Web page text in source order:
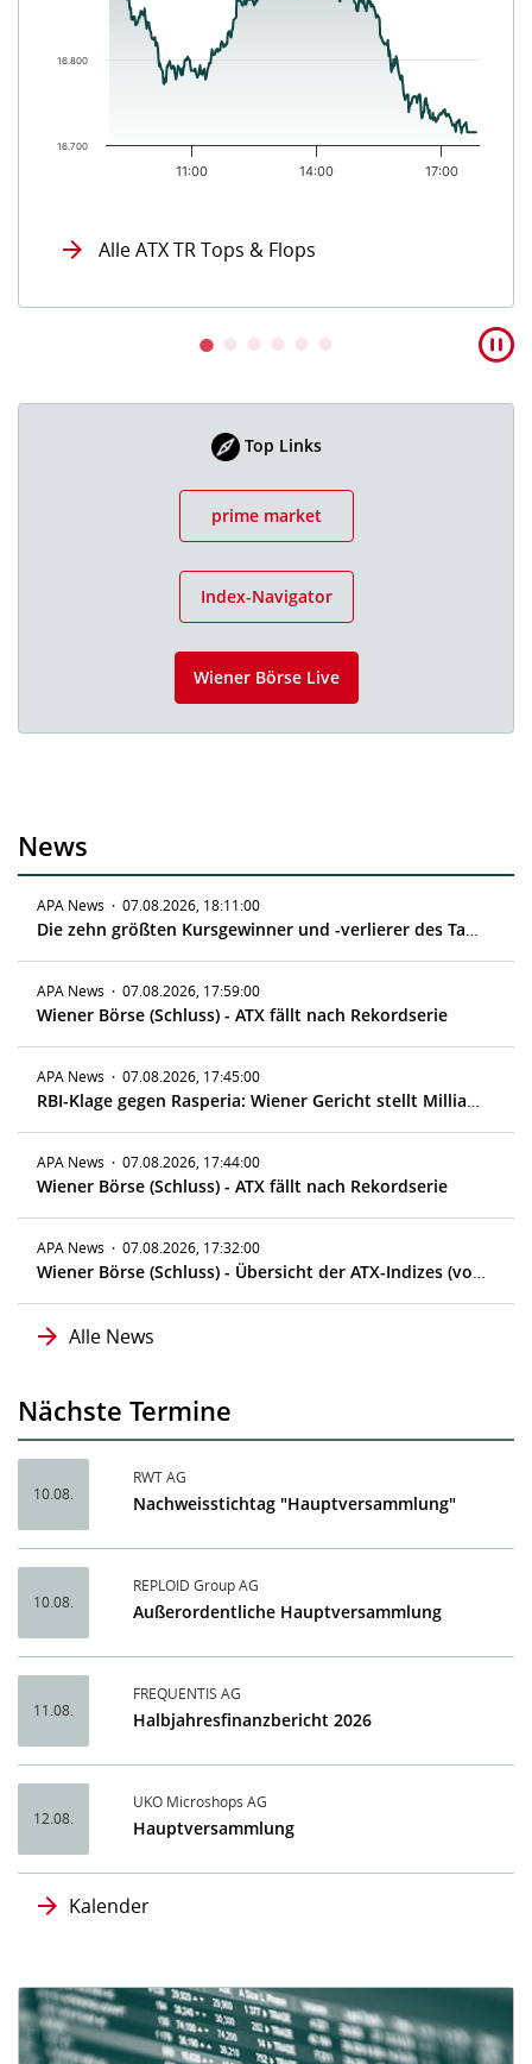
11:00 14:00 17:00
16.700
16.800
Alle ATX TR Tops & Flops
Top Links
prime market
Index-Navigator
Wiener Börse Live
News
APA News · 07.08.2026, 18:11:00
Die zehn größten Kursgewinner und -verlierer des Tages
APA News · 07.08.2026, 17:59:00
Wiener Börse (Schluss) - ATX fällt nach Rekordserie
APA News · 07.08.2026, 17:45:00
RBI-Klage gegen Rasperia: Wiener Gericht stellt Milliardenklage zu
APA News · 07.08.2026, 17:44:00
Wiener Börse (Schluss) - ATX fällt nach Rekordserie
APA News · 07.08.2026, 17:32:00
Wiener Börse (Schluss) - Übersicht der ATX-Indizes (vorläufig)
Alle News
Nächste Termine
10.08.
RWT AG
Nachweisstichtag "Hauptversammlung"
10.08.
REPLOID Group AG
Außerordentliche Hauptversammlung
11.08.
FREQUENTIS AG
Halbjahresfinanzbericht 2026
12.08.
UKO Microshops AG
Hauptversammlung
Kalender